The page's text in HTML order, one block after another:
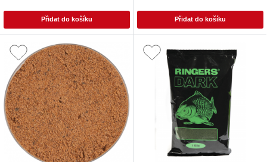
Přidat do košíku Přidat do košíku